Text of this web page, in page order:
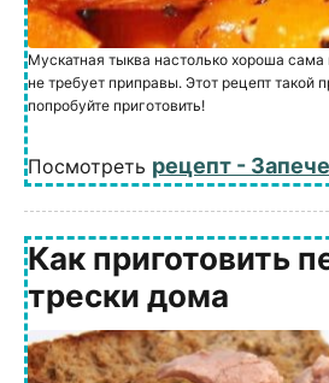
Мускатная тыква настолько хороша сама
не требует приправы. Этот рецепт такой
попробуйте приготовить!
Посмотреть рецепт -
Как приготовить
трески дома